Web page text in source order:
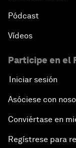
Pódcast
Vídeos
Participe en el
Iniciar sesión
Asóciese con
Conviértase en
Regístrese para